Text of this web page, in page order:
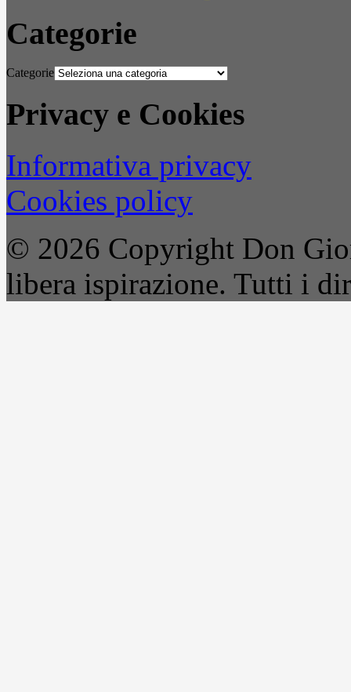
Categorie
Categorie
Privacy e Cookies
Informativa privacy
Cookies policy
© 2026 Copyright Don
libera ispirazione. Tutti i